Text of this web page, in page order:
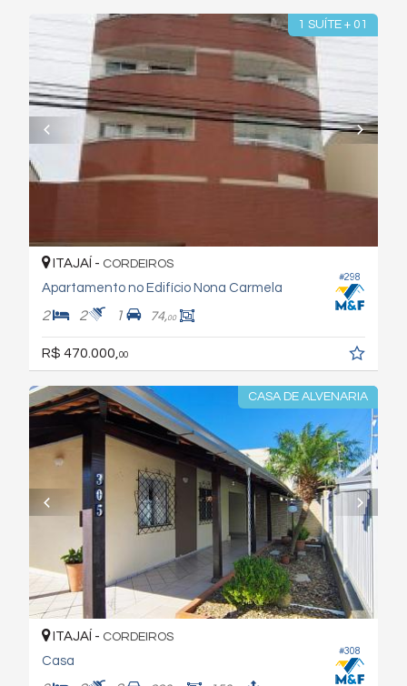
1 SUÍTE + 01
#298
ITAJAÍ - CORDEIROS
Apartamento no Edifício Nona Carmela
2 2 1 74,00
R$ 470.000,00
CASA DE ALVENARIA
#308
ITAJAÍ - CORDEIROS
Casa